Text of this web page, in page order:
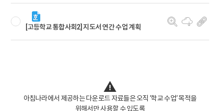
[고등학교 통합사회2] 지도서 연간 수업 계획
아침나라에서 제공하는 다운로드 자료들은 오직 ‘학교 수업‘ 목적을
위해서만 사용할 수 있도록